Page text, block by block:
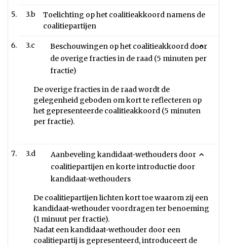
3.b
Toelichting op het coalitieakkoord namens de
coalitiepartijen
3.c
Beschouwingen op het coalitieakkoord door
de overige fracties in de raad (5 minuten per
fractie)
De overige fracties in de raad wordt de
gelegenheid geboden om kort te reflecteren op
het gepresenteerde coalitieakkoord (5 minuten
per fractie).
3.d
Aanbeveling kandidaat-wethouders door
coalitiepartijen en korte introductie door
kandidaat-wethouders
De coalitiepartijen lichten kort toe waarom zij een
kandidaat-wethouder voordragen ter benoeming
(1 minuut per fractie).
Nadat een kandidaat-wethouder door een
coalitiepartij is gepresenteerd, introduceert de